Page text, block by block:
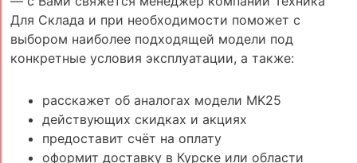
Для Склада и при необходимости поможет с
выбором наиболее подходящей модели под
конкретные условия эксплуатации, а также:
расскажет об аналогах модели MK25
действующих скидках и акциях
предоставит счёт на оплату
оформит доставку в Курске или области